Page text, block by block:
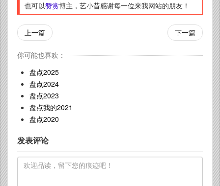
也可以赞赏博主，艺小昔感谢每一位来我网站的朋友！
上一篇 下一篇
你可能也喜欢：
盘点2025
盘点2024
盘点2023
盘点我的2021
盘点2020
发表评论